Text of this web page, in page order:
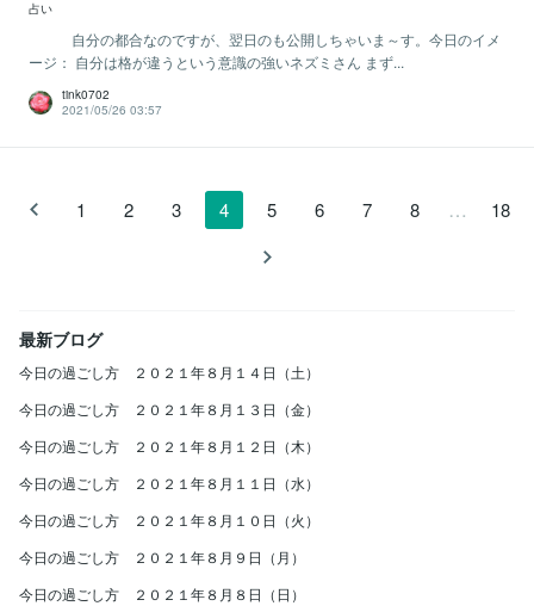
占い
自分の都合なのですが、翌日のも公開しちゃいま～す。今日のイメ
ージ： 自分は格が違うという意識の強いネズミさん まず...
tink0702
2021/05/26 03:57
1 2 3 4 5 6 7 8 … 18
最新ブログ
今日の過ごし方 ２０２１年８月１４日（土）
今日の過ごし方 ２０２１年８月１３日（金）
今日の過ごし方 ２０２１年８月１２日（木）
今日の過ごし方 ２０２１年８月１１日（水）
今日の過ごし方 ２０２１年８月１０日（火）
今日の過ごし方 ２０２１年８月９日（月）
今日の過ごし方 ２０２１年８月８日（日）